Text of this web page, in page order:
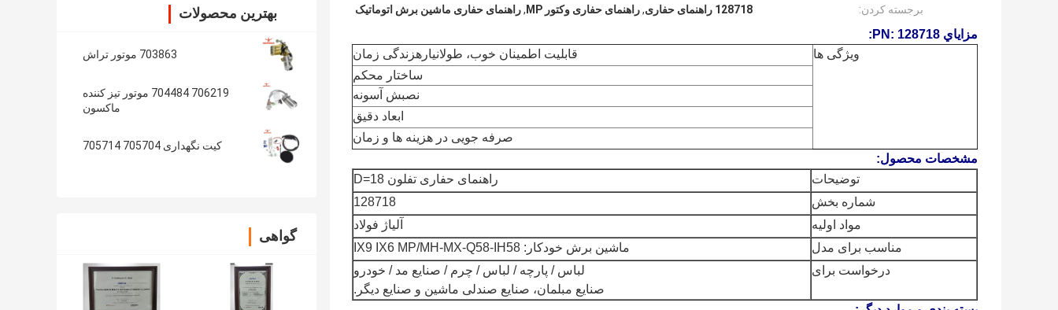
بهترین محصولات
703863 موتور تراش
706219 704484 موتور تیز کننده
ماکسون
کیت نگهداری 705704 705714
گواهی
برجسته کردن: 128718 راهنمای حفاری ,راهنمای حفاری وکتور MP ,راهنمای حفاری ماشین برش اتوماتیک
مزاياي PN: 128718:
ویژگی ها
قابلیت اطمینان خوب، طولانیارهزندگی زمان
ساختار محکم
نصبش آسونه
ابعاد دقیق
صرفه جویی در هزینه ها و زمان
مشخصات محصول:
توضیحات
راهنمای حفاری تفلون D=18
شماره بخش
128718
مواد اولیه
آلیاژ فولاد
مناسب برای مدل
ماشین برش خودکار: IX9 IX6 MP/MH-MX-Q58-IH58
درخواست برای
لباس / پارچه / لباس / چرم / صنایع مد / خودرو
صنایع مبلمان، صنایع صندلی ماشین و صنایع دیگر.